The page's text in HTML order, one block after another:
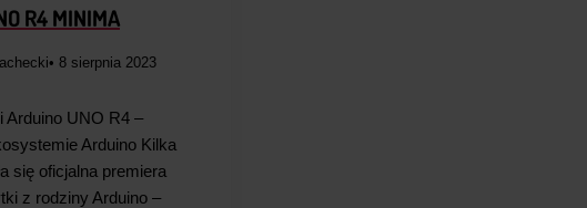
R4 MINIMA
• 8 sierpnia 2023
Arduino UNO R4 –
Arduino Kilka
się oficjalna premiera
z rodziny Arduino –